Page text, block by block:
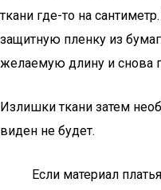
ткани где-то на
защитную пленку из
желаемую длину и снова
Излишки ткани затем
виден не будет.
Если материал